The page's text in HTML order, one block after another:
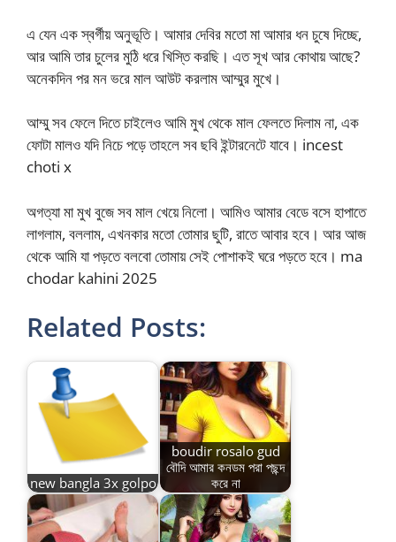
এ যেন এক স্বর্গীয় অনুভূতি। আমার দেবির মতো মা আমার ধন চুষে দিচ্ছে,
আর আমি তার চুলের মুঠি ধরে খিস্তি করছি। এত সূখ আর কোথায় আছে?
অনেকদিন পর মন ভরে মাল আউট করলাম আম্মুর মুখে।
আম্মু সব ফেলে দিতে চাইলেও আমি মুখ থেকে মাল ফেলতে দিলাম না, এক
ফোটা মালও যদি নিচে পড়ে তাহলে সব ছবি ইন্টারনেটে যাবে। incest
choti x
অগত্যা মা মুখ বুজে সব মাল খেয়ে নিলো। আমিও আমার বেডে বসে হাপাতে
লাগলাম, বললাম, এখনকার মতো তোমার ছুটি, রাতে আবার হবে। আর আজ
থেকে আমি যা পড়তে বলবো তোমায় সেই পোশাকই ঘরে পড়তে হবে। ma
chodar kahini 2025
Related Posts:
new bangla 3x golpo
boudir rosalo gud
বৌদি আমার কনডম পরা পছন্দ
করে না